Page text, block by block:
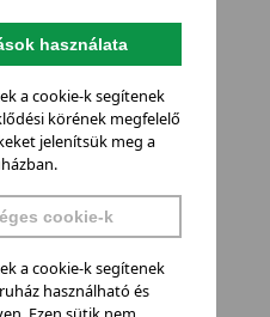
használata
a cookie-k segítenek
körének megfelelő
jelenítsük meg a
cookie-k
a cookie-k segítenek
használható és